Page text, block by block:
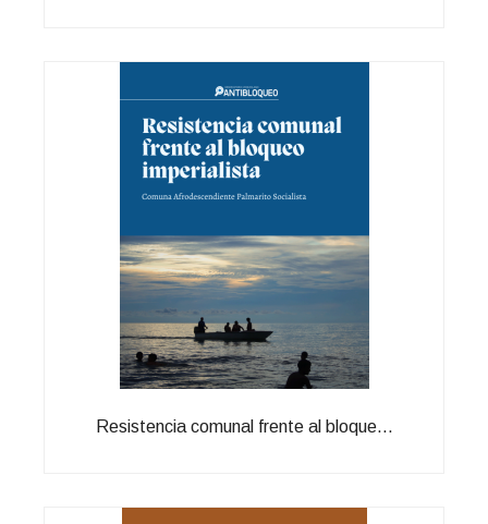
Resistencia comunal frente al bloque...